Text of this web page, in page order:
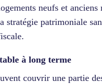
neufs et anciens
stratégie patrimoniale
à long terme
couvrir une partie